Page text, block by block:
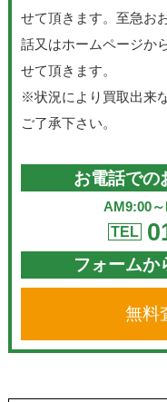
せて頂きます。至急お
話又はホームページか
せて頂きます。
※状況により買取出来
ご了承下さい。
お電話での
AM9:00
TEL
フォームか
無料